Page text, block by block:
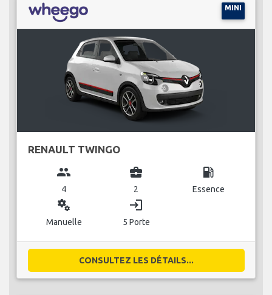
MINI
RENAULT TWINGO
group
4
business_center
2
local_gas_station
Essence
miscellaneous_services
Manuelle
login
5 Porte
CONSULTEZ LES DÉTAILS...